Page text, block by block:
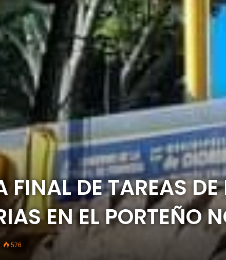
FINAL DE TAREAS
EN EL PORTEÑO
576